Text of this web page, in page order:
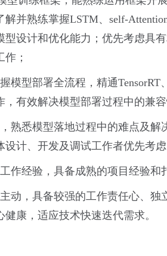
并熟练掌握LSTM、self-
设计和优化能力；优先考虑具
；
模型部署全流程，精通
有效解决模型部署过程中的兼
熟悉模型落地过程中的难点及
计、开发及调试工作者优先考虑
作经验，具备成熟的项目经验和
动，具备较强的工作责任心、
康，适应技术快速迭代需求。